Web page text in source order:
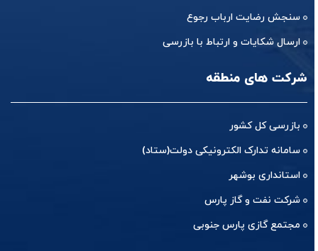
سنجش رضایت ارباب رجوع
ارسال شکایات و ارتباط با بازرسی
شرکت های منطقه
بازرسی کل کشور
سامانه تدارک الکترونیکی دولت(ستاد)
استانداری بوشهر
شرکت نفت و گاز پارس
مجتمع گازی پارس جنوبی